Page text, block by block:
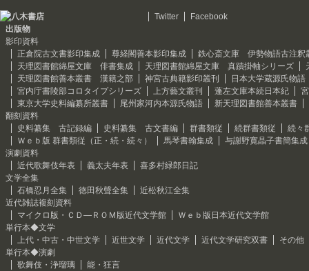
Twitter
Facebook
出版物
影印資料
正倉院古文書影印集成
尊経閣善本影印集成
鉄心斎文庫 伊勢物語古注釈
天理図書館綿屋文庫 俳書集成
天理図書館綿屋文庫 真蹟掛軸シリーズ
天理図書館善本叢書 漢籍之部
神宮古典籍影印叢刊
日本大学蔵源氏物語
宮内庁書陵部コロタイプシリーズ
上方藝文叢刊 蓬左文庫本続日本紀
東京大学史料編纂所叢書
尾州家河内本源氏物語
新天理図書館善本叢書
翻刻資料
史料纂集 古記録編
史料纂集 古文書編 群書類従 続群書類従
続々
Ｗｅｂ版 群書類従（正・続・続々）
馬琴書翰集成
与謝野寛晶子書簡集成
演劇資料
近代歌舞伎年表
義太夫年表
喜多村緑郎日記
文学全集
石橋忍月全集
徳田秋聲全集
近松秋江全集
近代雑誌複刻資料
マイクロ版・ＣＤ―ＲＯＭ版近代文学館
Ｗｅｂ版日本近代文学館
単行本◆文学
上代・中古・中世文学
近世文学 近代文学 近代文学研究双書
その他
単行本◆演劇
歌舞伎・浄瑠璃
能・狂言